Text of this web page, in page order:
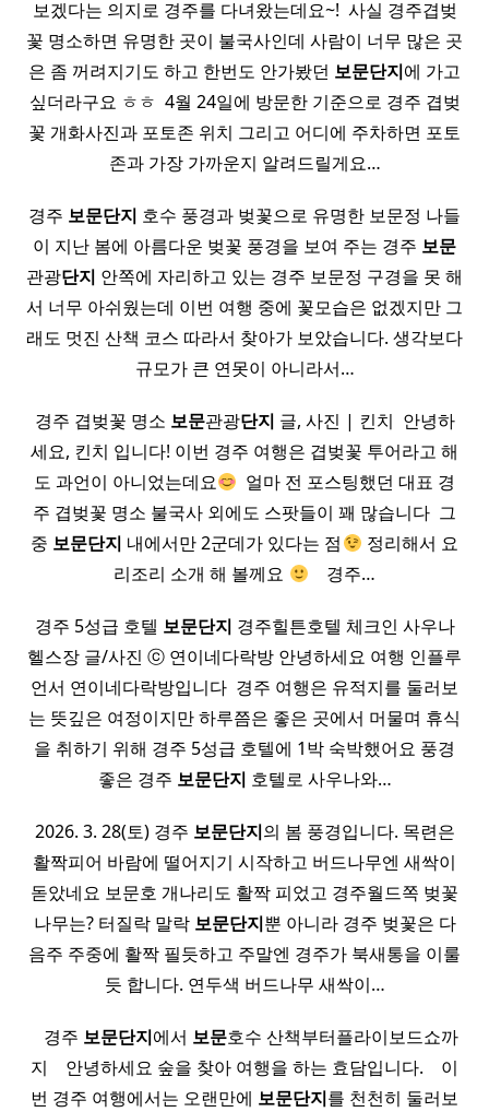
보겠다는 의지로 경주를 다녀왔는데요~! ​ 사실 경주겹벚
꽃 명소하면 유명한 곳이 불국사인데 사람이 너무 많은 곳
은 좀 꺼려지기도 하고 한번도 안가봤던 보문단지에 가고
싶더라구요 ㅎㅎ ​ 4월 24일에 방문한 기준으로 경주 겹벚
꽃 개화사진과 포토존 위치 그리고 어디에 주차하면 포토
존과 가장 가까운지 알려드릴게요…
경주 보문단지 호수 풍경과 벚꽃으로 유명한 보문정 나들
이 지난 봄에 아름다운 벚꽃 풍경을 보여 주는 경주 보문
관광단지 안쪽에 자리하고 있는 경주 보문정 구경을 못 해
서 너무 아쉬웠는데 이번 여행 중에 꽃모습은 없겠지만 그
래도 멋진 산책 코스 따라서 찾아가 보았습니다. 생각보다
규모가 큰 연못이 아니라서…
경주 겹벚꽃 명소 보문관광단지 글, 사진 | 킨치 ​ 안녕하
세요, 킨치 입니다! 이번 경주 여행은 겹벚꽃 투어라고 해
도 과언이 아니었는데요
​ 얼마 전 포스팅했던 대표 경
주 겹벚꽃 명소 불국사 외에도 스팟들이 꽤 많습니다 ​ 그
중 보문단지 내에서만 2군데가 있다는 점
정리해서 요
리조리 소개 해 볼께요
​ ​ ​ 경주…
경주 5성급 호텔 보문단지 경주힐튼호텔 체크인 사우나
헬스장 글/사진 ⓒ 연이네다락방 안녕하세요 여행 인플루
언서 연이네다락방입니다 ​ 경주 여행은 유적지를 둘러보
는 뜻깊은 여정이지만 하루쯤은 좋은 곳에서 머물며 휴식
을 취하기 위해 경주 5성급 호텔에 1박 숙박했어요 풍경
좋은 경주 보문단지 호텔로 사우나와…
2026. 3. 28(토) 경주 보문단지의 봄 풍경입니다. 목련은
활짝피어 바람에 떨어지기 시작하고 버드나무엔 새싹이
돋았네요 보문호 개나리도 활짝 피었고 경주월드쪽 벚꽃
나무는? 터질락 말락 보문단지뿐 아니라 경주 벚꽃은 다
음주 주중에 활짝 필듯하고 주말엔 경주가 북새통을 이룰
듯 합니다. 연두색 버드나무 새싹이…
​ ​ ​ 경주 보문단지에서 보문호수 산책부터플라이보드쇼까
지 ​ ​ ​ 안녕하세요 숲을 찾아 여행을 하는 효담입니다. ​ ​ ​ 이
번 경주 여행에서는 오랜만에 보문단지를 천천히 둘러보